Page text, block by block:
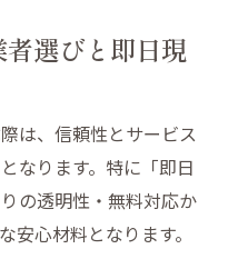
込み負担を最小限に
込みと回収業者の使
タイミングのコツ
付けをスムーズに
選びと即日現
は、信頼性とサービス
なります。特に「即日
の透明性・無料対応か
安心材料となります。